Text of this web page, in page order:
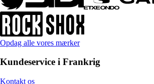
Opdag alle vores mærker
Kundeservice i Frankrig
Kontakt os